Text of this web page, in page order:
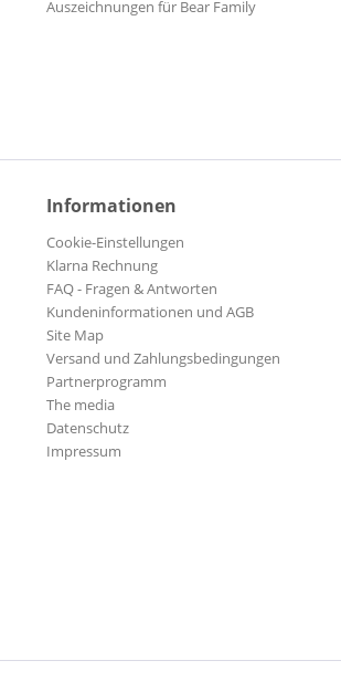
Auszeichnungen für Bear Family
Informationen
Cookie-Einstellungen
Klarna Rechnung
FAQ - Fragen & Antworten
Kundeninformationen und AGB
Site Map
Versand und Zahlungsbedingungen
Partnerprogramm
The media
Datenschutz
Impressum